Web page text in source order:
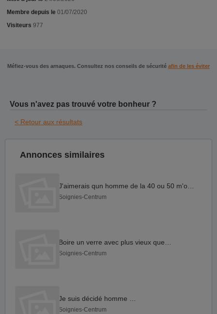
Membre depuis le 01/07/2020
Visiteurs 977
Méfiez-vous des arnaques. Consultez nos conseils de sécurité afin de les éviter
Vous n'avez pas trouvé votre bonheur ?
< Retour aux résultats
Annonces similaires
Soignies-Centrum
Soignies-Centrum
Soignies-Centrum